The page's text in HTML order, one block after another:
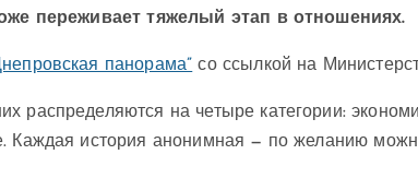
переживает тяжелый этап в отношениях.
панорама” со ссылкой на
распределяются на четыре категории:
Каждая история анонимная — по желанию